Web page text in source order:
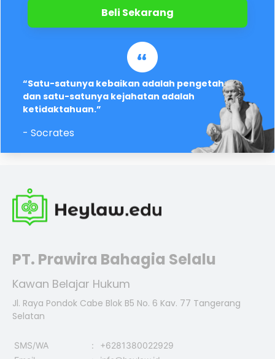
Beli Sekarang
“Satu-satunya kebaikan adalah pengetahuan
dan satu-satunya kejahatan adalah
ketidaktahuan.”
- Socrates
PT. Prawira Bahagia Selalu
Kawan Belajar Hukum
Jl. Raya Pondok Cabe Blok B5 No. 6 Kav. 77 Tangerang
Selatan
SMS/WA :
+6281380022929